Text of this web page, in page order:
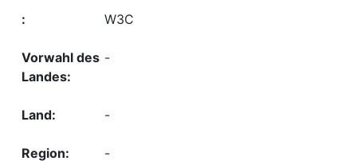
W3C
-
-
-